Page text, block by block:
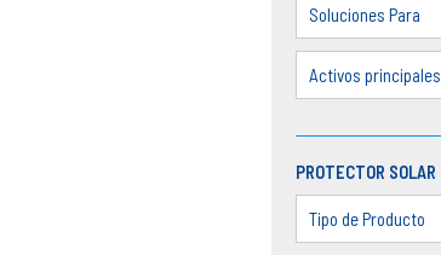
Soluciones Para
Activos principales
PROTECTOR SOLAR
Tipo de Producto